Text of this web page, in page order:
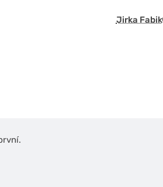
Jirka Fabik